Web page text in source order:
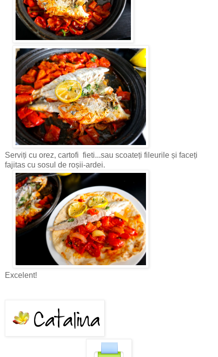
Serviți cu orez, cartofi fieti...sau scoateți fileurile și faceți
fajitas cu sosul de roșii-ardei.
Excelent!